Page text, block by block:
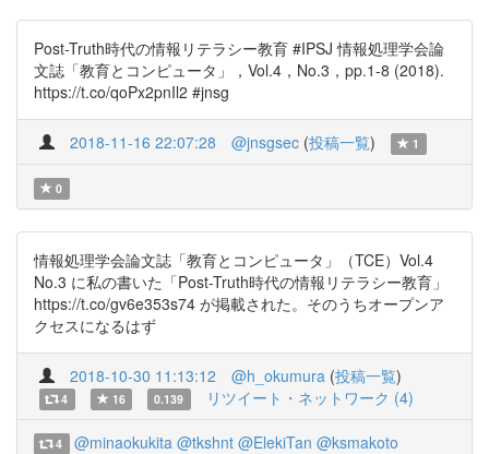
Post-Truth時代の情報リテラシー教育 #IPSJ 情報処理学会論
文誌「教育とコンピュータ」，Vol.4，No.3，pp.1-8 (2018).
https://t.co/qoPx2pnIl2 #jnsg
2018-11-16 22:07:28 @jnsgsec (投稿一覧) 1
0
情報処理学会論文誌「教育とコンピュータ」（TCE）Vol.4
No.3 に私の書いた「Post-Truth時代の情報リテラシー教育」
https://t.co/gv6e353s74 が掲載された。そのうちオープンア
クセスになるはず
2018-10-30 11:13:12 @h_okumura (投稿一覧)
4 16 0.139 リツイート・ネットワーク (4)
4 @minaokukita @tkshnt @ElekiTan @ksmakoto